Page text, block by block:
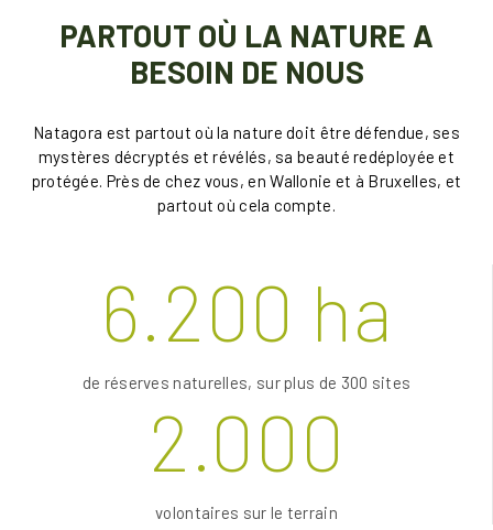
PARTOUT OÙ LA NATURE A
BESOIN DE NOUS
Natagora est partout où la nature doit être défendue, ses
mystères décryptés et révélés, sa beauté redéployée et
protégée. Près de chez vous, en Wallonie et à Bruxelles, et
partout où cela compte.
6.200 ha
de réserves naturelles, sur plus de 300 sites
2.000
volontaires sur le terrain